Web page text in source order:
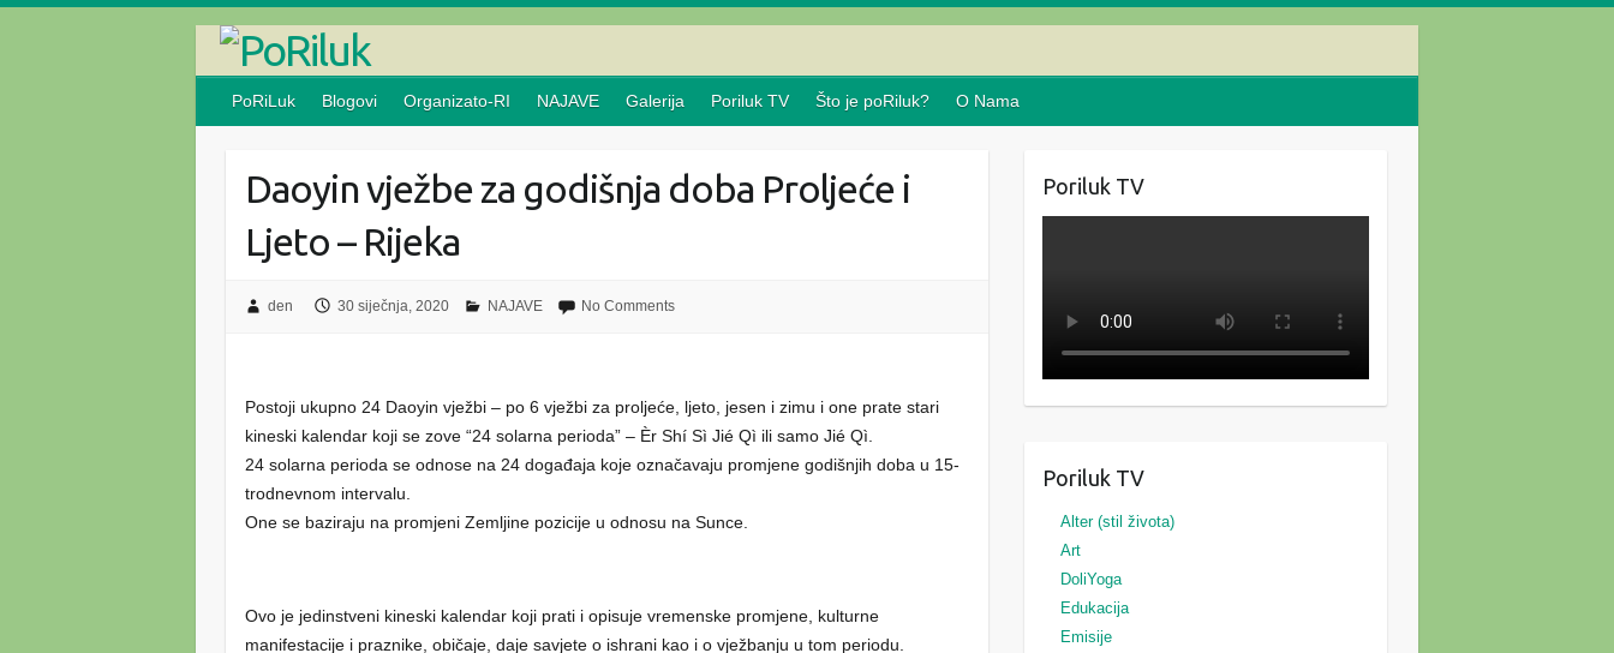
PoRiLuk
Blogovi Organizato-RI NAJAVE Galerija Poriluk TV Što je poRiluk? O Nama
Daoyin vježbe za godišnja doba Proljeće i
Ljeto – Rijeka
den 30 siječnja, 2020 NAJAVE No Comments
Postoji ukupno 24 Daoyin vježbi – po 6 vježbi za proljeće, ljeto, jesen i zimu i one prate stari
kineski kalendar koji se zove “24 solarna perioda” – Èr Shí Sì Jié Qì ili samo Jié Qì.
24 solarna perioda se odnose na 24 događaja koje označavaju promjene godišnjih doba u 15-
trodnevnom intervalu.
One se baziraju na promjeni Zemljine pozicije u odnosu na Sunce.
Ovo je jedinstveni kineski kalendar koji prati i opisuje vremenske promjene, kulturne
manifestacije i praznike, običaje, daje savjete o ishrani kao i o vježbanju u tom periodu.
Poriluk TV
Poriluk TV
Alter (stil života)
Art
DoliYoga
Edukacija
Emisije